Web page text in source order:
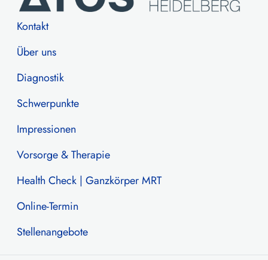
Kontakt
Über uns
Diagnostik
Schwerpunkte
Impressionen
Vorsorge & Therapie
Health Check | Ganzkörper MRT
Online-Termin
Stellenangebote